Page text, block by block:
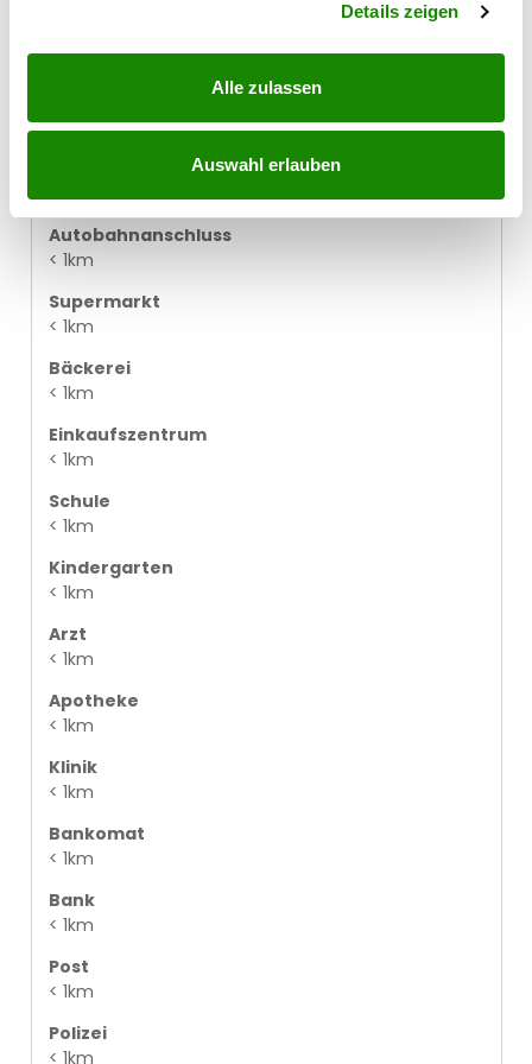
Details zeigen
Alle zulassen
Auswahl erlauben
< 1km
< 2km
Autobahnanschluss
< 1km
Supermarkt
< 1km
Bäckerei
< 1km
Einkaufszentrum
< 1km
Schule
< 1km
Kindergarten
< 1km
Arzt
< 1km
Apotheke
< 1km
Klinik
< 1km
Bankomat
< 1km
Bank
< 1km
Post
< 1km
Polizei
< 1km